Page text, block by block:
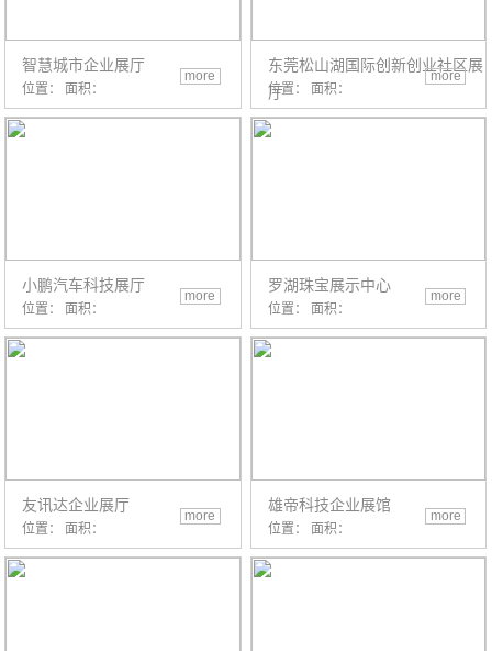
智慧城市企业展厅
位置： 面积：
more
东莞松山湖国际创新创业社区展
厅
位置： 面积：
more
小鹏汽车科技展厅
位置： 面积：
more
罗湖珠宝展示中心
位置： 面积：
more
友讯达企业展厅
位置： 面积：
more
雄帝科技企业展馆
位置： 面积：
more